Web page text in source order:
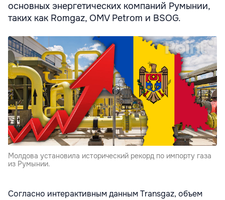
основных энергетических компаний Румынии,
таких как Romgaz, OMV Petrom и BSOG.
Молдова установила исторический рекорд по импорту газа
из Румынии.
Согласно интерактивным данным Transgaz, объем